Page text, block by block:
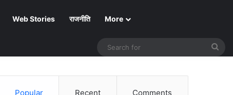
Web Stories राजनीति More
Popular Recent Comments